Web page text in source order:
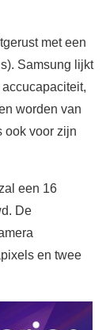
met een
Samsung lijkt
worden van
ook voor zijn
een 16
De
en twee